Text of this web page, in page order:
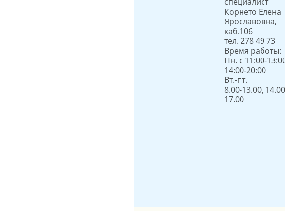
Корнето Елена
Ярославовна,
каб.106
тел. 278 49 73
Время работы:
Пн. с 11:00-
14:00-20:00
Вт.-пт.
8.00-13.00,
17.00